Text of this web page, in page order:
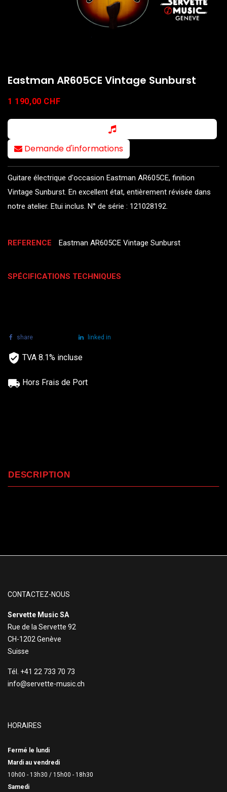
Eastman AR605CE Vintage Sunburst
1 190,00 CHF
Demande d'informations
Guitare électrique d'occasion Eastman AR605CE, finition
Vintage Sunburst. En excellent état, entièrement révisée dans
notre atelier. Etui inclus. N° de série : 121028192.
REFERENCE Eastman AR605CE Vintage Sunburst
SPÉCIFICATIONS TECHNIQUES
share linked in
TVA 8.1% incluse
Hors Frais de Port
DESCRIPTION
CONTACTEZ-NOUS
Servette Music SA
Rue de la Servette 92
CH-1202 Genève
Suisse
Tél. +41 22 733 70 73
info@servette-music.ch
HORAIRES
Fermé le lundi
Mardi au vendredi
10h00 - 13h30 / 15h00 - 18h30
Samedi